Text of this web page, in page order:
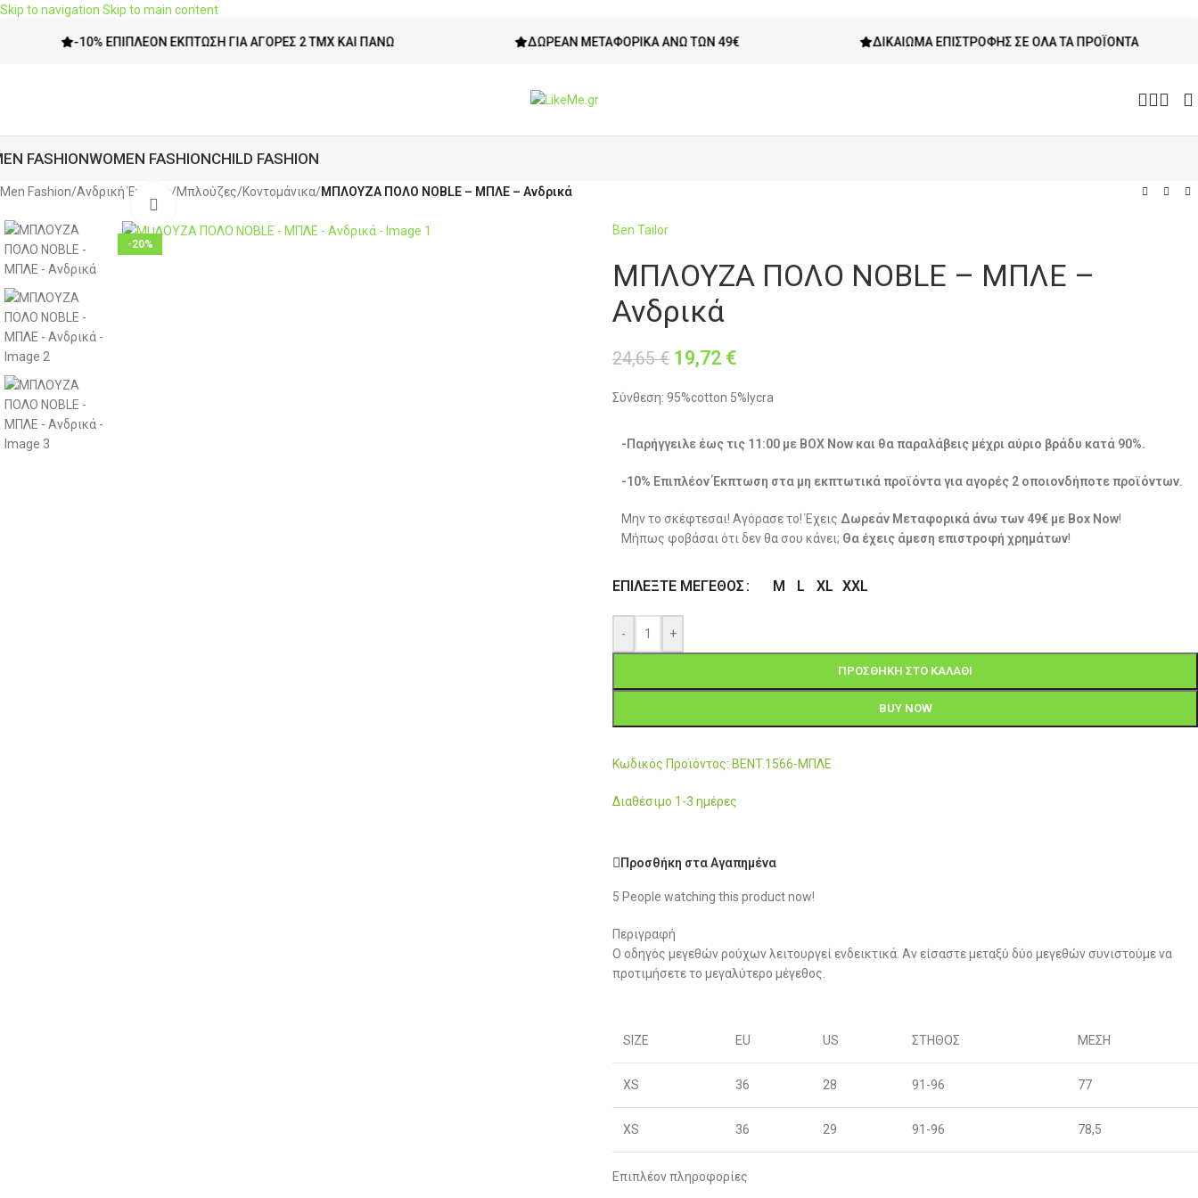
Skip to navigation Skip to main content
-10% ΕΠΙΠΛΈΟΝ ΈΚΠΤΩΣΗ ΓΙΑ ΑΓΟΡΈΣ 2 ΤΜΧ ΚΑΙ ΠΆΝΩ ΔΩΡΕΆΝ ΜΕΤΑΦΟΡΙΚΆ ΆΝΩ ΤΩΝ 49€ ΔΙΚΑΊΩΜΑ ΕΠΙΣΤΡΟΦΉΣ ΣΕ ΌΛΑ ΤΑ ΠΡΟΪΌΝΤΑ
FASHIONWOMEN FASHIONCHILD FASHION
Men Fashion/Ανδρική Ένδυση/Μπλούζες/Κοντομάνικα/ΜΠΛΟΥΖΑ ΠΟΛΟ NOBLE – ΜΠΛΕ – Ανδρικά
-20%
Ben Tailor
ΜΠΛΟΥΖΑ ΠΟΛΟ NOBLE – ΜΠΛΕ –
Ανδρικά
24,65€ 19,72 €
Σύνθεση: 95%cotton 5%lycra
-Παρήγγειλε έως τις 11:00 με BOX Now και θα παραλάβεις μέχρι αύριο βράδυ κατά 90%.
-10% Επιπλέον Έκπτωση στα μη εκπτωτικά προϊόντα για αγορές 2 οποιονδήποτε προϊόντων.
Μην το σκέφτεσαι! Αγόρασε το! Έχεις Δωρεάν Μεταφορικά άνω των 49€ με Box Now!
Μήπως φοβάσαι ότι δεν θα σου κάνει; Θα έχεις άμεση επιστροφή χρημάτων!
ΕΠΙΛΈΞΤΕ ΜΈΓΕΘΟΣ M L XL XXL
- +
ΠΡΟΣΘΉΚΗ ΣΤΟ ΚΑΛΆΘΙ
BUY NOW
Κωδικός Προϊόντος: BENT.1566-ΜΠΛΕ
Διαθέσιμο 1-3 ημέρες
Προσθήκη στα Αγαπημένα
5 People watching this product now!
Περιγραφή
Ο οδηγός μεγεθών ρούχων λειτουργεί ενδεικτικά. Αν είσαστε μεταξύ δύο μεγεθών συνιστούμε να
προτιμήσετε το μεγαλύτερο μέγεθος.
SIZE EU US ΣΤΗΘΟΣ ΜΕΣΗ
XS 36 28 91-96 77
XS 36 29 91-96 78,5
S 38
Επιπλέον πληροφορίες